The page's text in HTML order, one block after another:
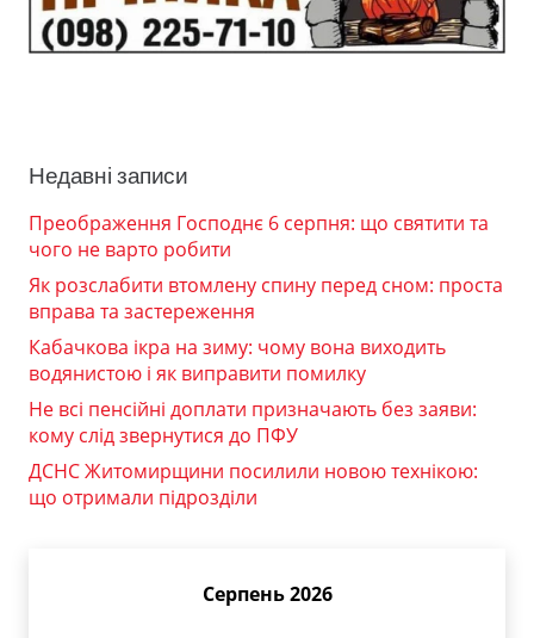
Недавні записи
Преображення Господнє 6 серпня: що святити та
чого не варто робити
Як розслабити втомлену спину перед сном: проста
вправа та застереження
Кабачкова ікра на зиму: чому вона виходить
водянистою і як виправити помилку
Не всі пенсійні доплати призначають без заяви:
кому слід звернутися до ПФУ
ДСНС Житомирщини посилили новою технікою:
що отримали підрозділи
Серпень 2026